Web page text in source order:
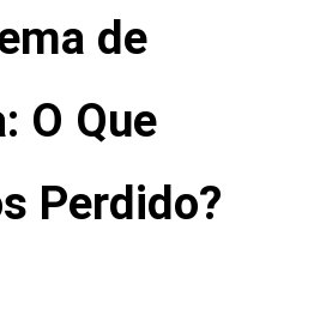
de
O Que
Perdido?